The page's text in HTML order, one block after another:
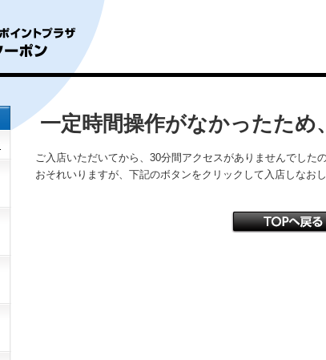
一定時間操作がなかったため
ご入店いただいてから、30分間アクセスがありませんでした
おそれいりますが、下記のボタンをクリックして入店しなおし